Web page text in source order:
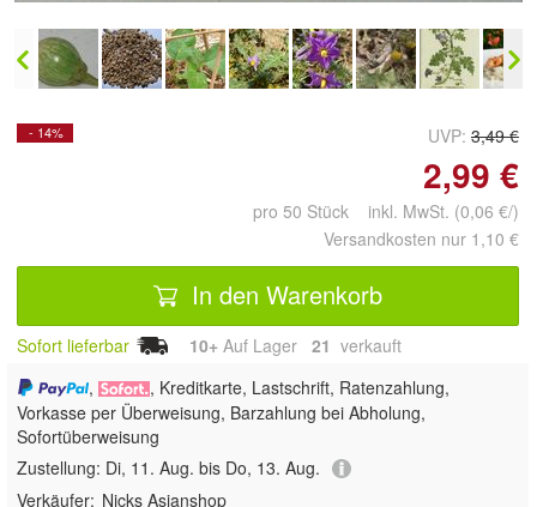
- 14% UVP: 3,49 €
2,99 €
pro 50 Stück inkl. MwSt. (0,06 €/)
Versandkosten nur 1,10 €
In den Warenkorb
Sofort lieferbar 10+ Auf Lager 21 verkauft
,
, Kreditkarte, Lastschrift, Ratenzahlung,
Vorkasse per Überweisung, Barzahlung bei Abholung,
Sofortüberweisung
Zustellung: Di, 11. Aug. bis Do, 13. Aug.
Verkäufer: Nicks Asianshop